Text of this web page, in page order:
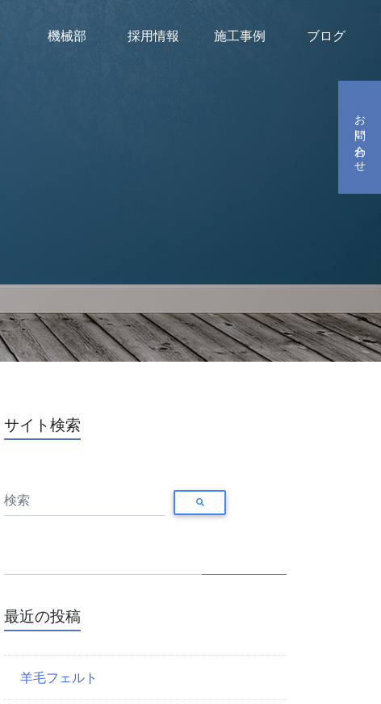
機械部 採用情報 施工事例 ブログ
お問い合わせ
サイト検索
最近の投稿
羊毛フェルト